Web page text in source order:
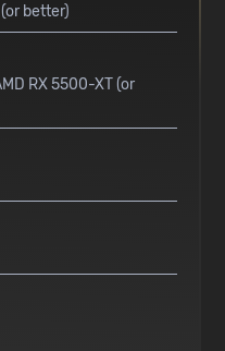
better)
RX 5500-XT (or